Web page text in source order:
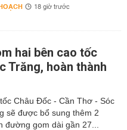
18 giờ trước
hai bên cao tốc
Trăng, hoàn thành
Châu Đốc - Cần Thơ - Sóc
sẽ được bổ sung thêm 2
đường gom dài gần 27...